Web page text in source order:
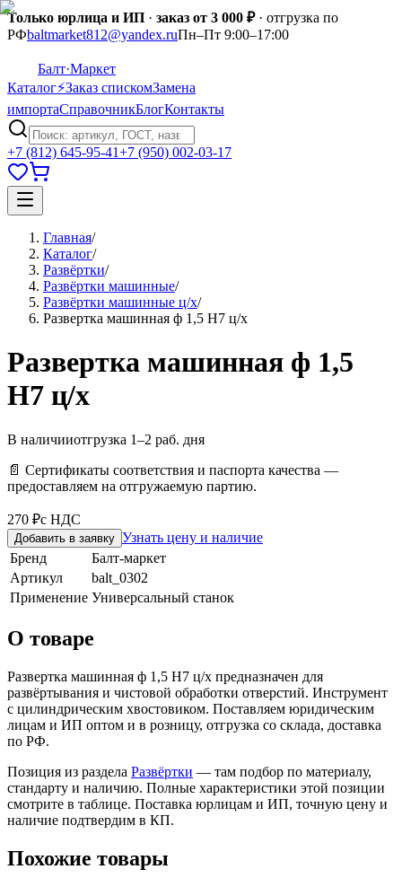
Только юрлица и ИП · заказ от 3 000 ₽· отгрузка по
РФbaltmarket812@yandex.ruПн–Пт 9:00–17:00
Балт·Маркет
Каталог⚡Заказ спискомЗамена
импортаСправочникБлогКонтакты
+7 (812) 645-95-41+7 (950) 002-03-17
Главная/
Каталог/
Развёртки/
Развёртки машинные/
Развёртки машинные ц/х/
Развертка машинная ф 1,5 Н7 ц/х
Развертка машинная ф 1,5
Н7 ц/х
В наличииотгрузка 1–2 раб. дня
📄 Сертификаты соответствия и паспорта качества —
предоставляем на отгружаемую партию.
270 ₽с НДС
Добавить в заявку Узнать цену и наличие
Бренд
Балт-маркет
Артикул
balt_0302
Применение Универсальный станок
О товаре
Развертка машинная ф 1,5 Н7 ц/х предназначен для
развёртывания и чистовой обработки отверстий. Инструмент
с цилиндрическим хвостовиком. Поставляем юридическим
лицам и ИП оптом и в розницу, отгрузка со склада, доставка
по РФ.
Позиция из раздела Развёртки — там подбор по материалу,
стандарту и наличию. Полные характеристики этой позиции
смотрите в таблице. Поставка юрлицам и ИП, точную цену и
наличие подтвердим в КП.
Похожие товары